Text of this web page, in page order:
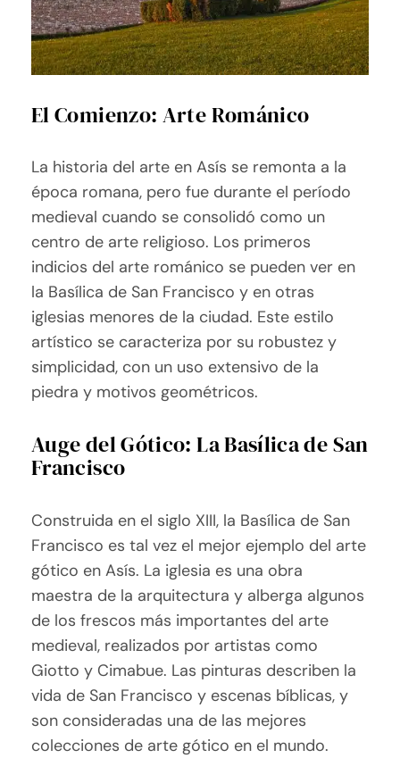
El Comienzo: Arte Románico
La historia del arte en Asís se remonta a la
época romana, pero fue durante el período
medieval cuando se consolidó como un
centro de arte religioso. Los primeros
indicios del arte románico se pueden ver en
la Basílica de San Francisco y en otras
iglesias menores de la ciudad. Este estilo
artístico se caracteriza por su robustez y
simplicidad, con un uso extensivo de la
piedra y motivos geométricos.
Auge del Gótico: La Basílica de San
Francisco
Construida en el siglo XIII, la Basílica de San
Francisco es tal vez el mejor ejemplo del arte
gótico en Asís. La iglesia es una obra
maestra de la arquitectura y alberga algunos
de los frescos más importantes del arte
medieval, realizados por artistas como
Giotto y Cimabue. Las pinturas describen la
vida de San Francisco y escenas bíblicas, y
son consideradas una de las mejores
colecciones de arte gótico en el mundo.